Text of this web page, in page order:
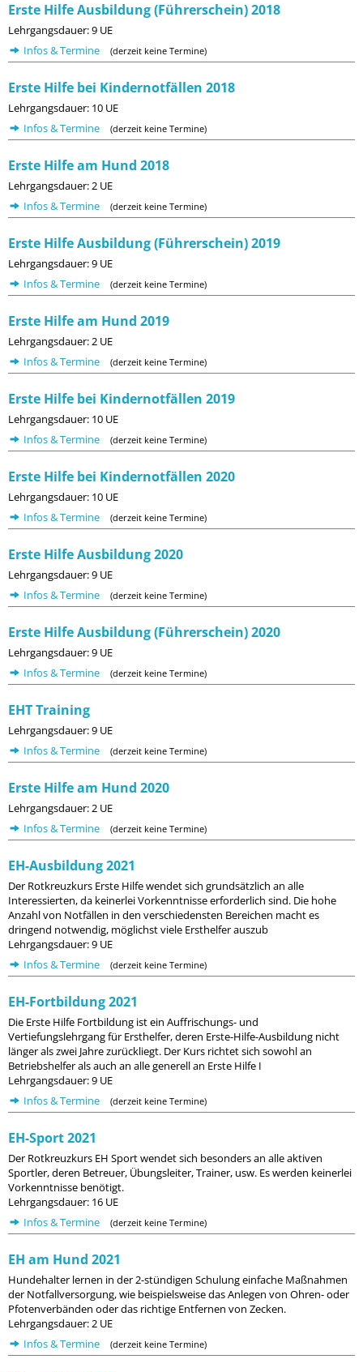
Erste Hilfe Ausbildung (Führerschein) 2018
Lehrgangsdauer: 9 UE
Infos & Termine
(derzeit keine Termine)
Erste Hilfe bei Kindernotfällen 2018
Lehrgangsdauer: 10 UE
Infos & Termine
(derzeit keine Termine)
Erste Hilfe am Hund 2018
Lehrgangsdauer: 2 UE
Infos & Termine
(derzeit keine Termine)
Erste Hilfe Ausbildung (Führerschein) 2019
Lehrgangsdauer: 9 UE
Infos & Termine
(derzeit keine Termine)
Erste Hilfe am Hund 2019
Lehrgangsdauer: 2 UE
Infos & Termine
(derzeit keine Termine)
Erste Hilfe bei Kindernotfällen 2019
Lehrgangsdauer: 10 UE
Infos & Termine
(derzeit keine Termine)
Erste Hilfe bei Kindernotfällen 2020
Lehrgangsdauer: 10 UE
Infos & Termine
(derzeit keine Termine)
Erste Hilfe Ausbildung 2020
Lehrgangsdauer: 9 UE
Infos & Termine
(derzeit keine Termine)
Erste Hilfe Ausbildung (Führerschein) 2020
Lehrgangsdauer: 9 UE
Infos & Termine
(derzeit keine Termine)
EHT Training
Lehrgangsdauer: 9 UE
Infos & Termine
(derzeit keine Termine)
Erste Hilfe am Hund 2020
Lehrgangsdauer: 2 UE
Infos & Termine
(derzeit keine Termine)
EH-Ausbildung 2021
Der Rotkreuzkurs Erste Hilfe wendet sich grundsätzlich an alle
Interessierten, da keinerlei Vorkenntnisse erforderlich sind. Die hohe
Anzahl von Notfällen in den verschiedensten Bereichen macht es
dringend notwendig, möglichst viele Ersthelfer auszub
Lehrgangsdauer: 9 UE
Infos & Termine
(derzeit keine Termine)
EH-Fortbildung 2021
Die Erste Hilfe Fortbildung ist ein Auffrischungs- und
Vertiefungslehrgang für Ersthelfer, deren Erste-Hilfe-Ausbildung nicht
länger als zwei Jahre zurückliegt. Der Kurs richtet sich sowohl an
Betriebshelfer als auch an alle generell an Erste Hilfe I
Lehrgangsdauer: 9 UE
Infos & Termine
(derzeit keine Termine)
EH-Sport 2021
Der Rotkreuzkurs EH Sport wendet sich besonders an alle aktiven
Sportler, deren Betreuer, Übungsleiter, Trainer, usw. Es werden keinerlei
Vorkenntnisse benötigt.
Lehrgangsdauer: 16 UE
Infos & Termine
(derzeit keine Termine)
EH am Hund 2021
Hundehalter lernen in der 2-stündigen Schulung einfache Maßnahmen
der Notfallversorgung, wie beispielsweise das Anlegen von Ohren- oder
Pfotenverbänden oder das richtige Entfernen von Zecken.
Lehrgangsdauer: 2 UE
Infos & Termine
(derzeit keine Termine)